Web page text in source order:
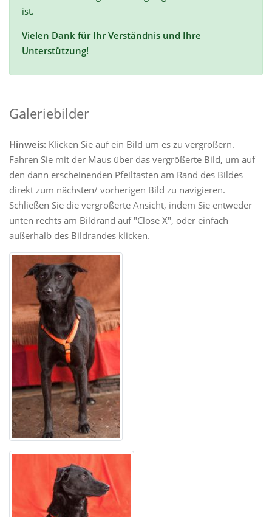
ist.
Vielen Dank für Ihr Verständnis und Ihre
Unterstützung!
Galeriebilder
Hinweis: Klicken Sie auf ein Bild um es zu vergrößern.
Fahren Sie mit der Maus über das vergrößerte Bild, um auf
den dann erscheinenden Pfeiltasten am Rand des Bildes
direkt zum nächsten/ vorherigen Bild zu navigieren.
Schließen Sie die vergrößerte Ansicht, indem Sie entweder
unten rechts am Bildrand auf "Close X", oder einfach
außerhalb des Bildrandes klicken.